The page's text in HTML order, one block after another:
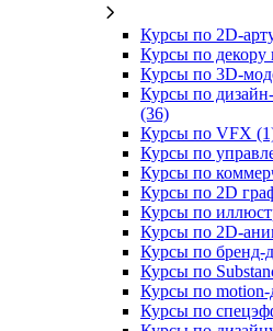
Курсы по
Курсы по декору
Курсы по
Курсы по
(36)
Курсы по VFX
Курсы по
Курсы по
Курсы по 2D
Курсы по
Курсы по
Курсы по
Курсы по
Курсы по motion-
Курсы по